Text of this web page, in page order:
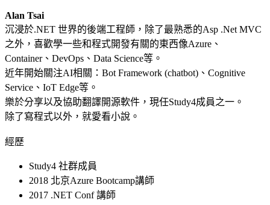
Alan Tsai
沉浸於.NET 世界的後端工程師，除了最熟悉的Asp .Net MVC
之外，喜歡學一些和程式開發有關的東西像Azure、
Container、DevOps、Data Science等。
近年開始關注AI相關：Bot Framework (chatbot)、Cognitive
Service、IoT Edge等。
樂於分享以及協助翻譯開源軟件，現任Study4成員之一。
除了寫程式以外，就愛看小說。
經歷
Study4 社群成員
2018 北京Azure Bootcamp講師
2017 .NET Conf 講師